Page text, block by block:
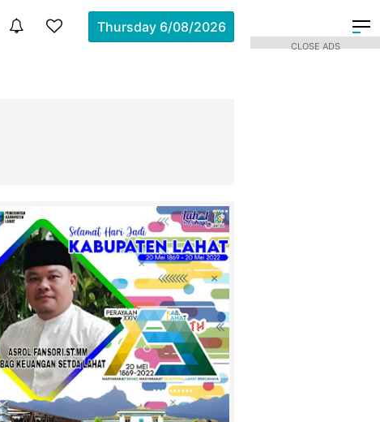
Thursday 6/08/2026
CLOSE ADS